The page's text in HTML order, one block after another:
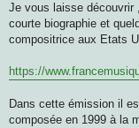
Je vous laisse découvrir
courte biographie et
compositrice aux Etats
https://
Dans cette émission il
composée en 1999 à la